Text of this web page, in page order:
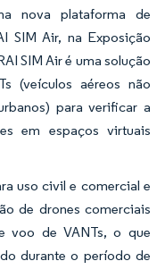
nova plataforma de
SIM Air, na Exposição
SIM Air é uma solução
(veículos aéreos não
para verificar a
em espaços virtuais
uso civil e comercial e
de drones comerciais
voo de VANTs, o que
durante o período de